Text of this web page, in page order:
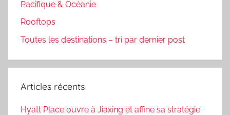
Pacifique & Océanie
Rooftops
Toutes les destinations – tri par dernier post
Articles récents
Hyatt Place ouvre à Jiaxing et affine sa stratégie